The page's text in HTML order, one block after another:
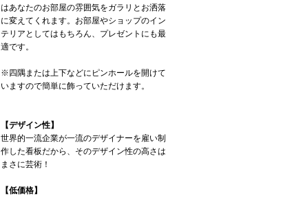
はあなたのお部屋の雰囲気をガラリとお洒落
に変えてくれます。お部屋やショップのイン
テリアとしてはもちろん、プレゼントにも最
適です。
※四隅または上下などにピンホールを開けて
いますので簡単に飾っていただけます。
【デザイン性】
世界的一流企業が一流のデザイナーを雇い制
作した看板だから、そのデザイン性の高さは
まさに芸術！
【低価格】